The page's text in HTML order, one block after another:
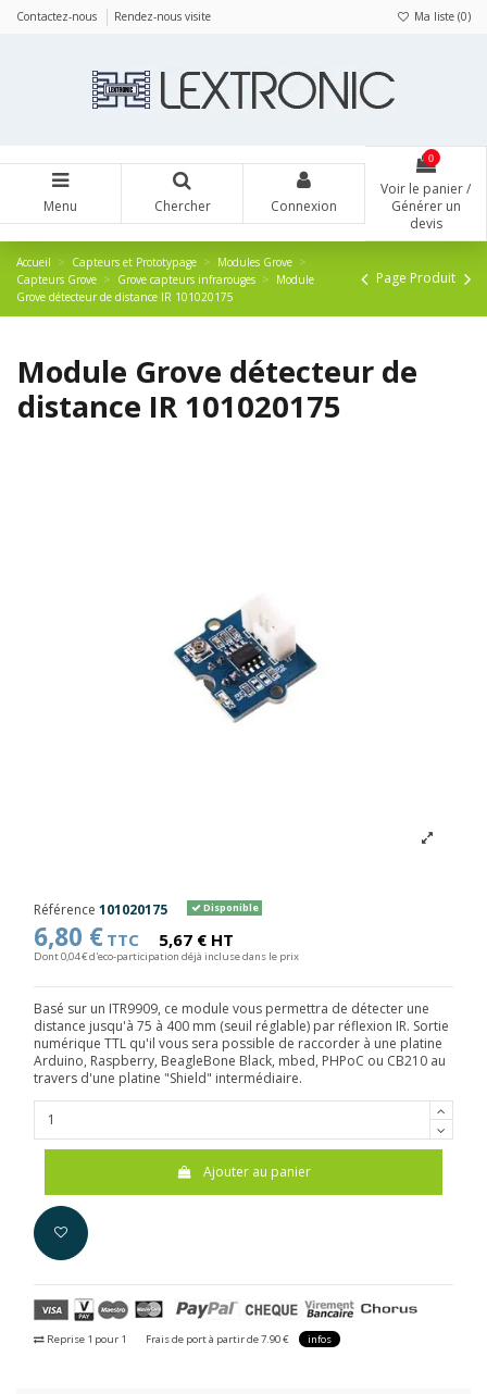
Contactez-nous Rendez-nous visite Ma liste (0)
Menu Chercher Connexion
0
Voir le panier /
Générer un
devis
Accueil Capteurs et Prototypage
Modules Grove
Capteurs Grove
Grove capteurs infrarouges
Module
Grove détecteur de distance IR 101020175
Page Produit
Module Grove détecteur de
distance IR 101020175
Référence 101020175 Disponible
6,80 € TTC 5,67 € HT
Dont 0,04 € d'eco-participation déjà incluse dans le prix
Basé sur un ITR9909, ce module vous permettra de détecter une
distance jusqu'à 75 à 400 mm (seuil réglable) par réflexion IR. Sortie
numérique TTL qu'il vous sera possible de raccorder à une platine
Arduino, Raspberry, BeagleBone Black, mbed, PHPoC ou CB210 au
travers d'une platine "Shield" intermédiaire.
Ajouter au panier
Reprise 1 pour 1 Frais de port à partir de 7.90 € infos
Panneau de gestion des cookies